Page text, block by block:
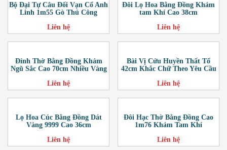
Bộ Đại Tự Câu Đối Vạn Cổ Anh
Linh 1m55 Gò Thủ Công
Liên hệ
Đôi Lọ Hoa Bằng Đồng Khảm
tam Khí Cao 38cm
Liên hệ
Đỉnh Thờ Bằng Đồng Khảm
Ngũ Sắc Cao 70cm Nhiều Vàng
Liên hệ
Bài Vị Cửu Huyền Thất Tổ
42cm Khắc Chữ Theo Yêu Cầu
Liên hệ
Lọ Hoa Cúc Bằng Đồng Dát
Vàng 9999 Cao 36cm
Liên hệ
Đôi Hạc Thờ Bằng Đồng Cao
1m76 Khảm Tam Khí
Liên hệ